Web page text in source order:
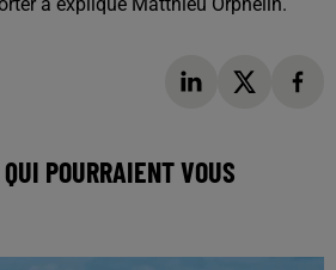
POURRAIENT VOUS